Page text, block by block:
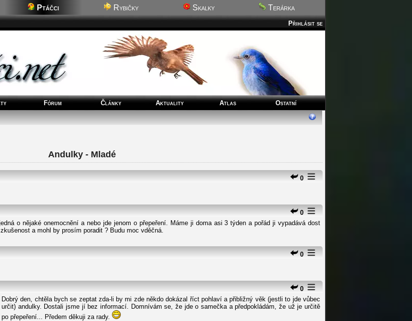
Ptáčci Rybičky Skalky Terárka
Přihlásit se
Fórum Články Aktuality Atlas
Ostatní
Andulky - Mladé
0
0
o nějaké onemocnění a nebo jde jenom o přepeření. Máme ji doma asi 3 týden a pořád ji vypadává dost
a mohl by prosím poradit ? Budu moc vděčná.
0
0
Dobrý den, chtěla bych se zeptat zda-li by mi zde někdo dokázal říct pohlaví a přibližný věk (jestli to jde vůbec
určit) andulky. Dostali jsme jí bez informací. Domnívám se, že jde o samečka a předpokládám, že už je určitě
po přepeření... Předem děkuji za rady.